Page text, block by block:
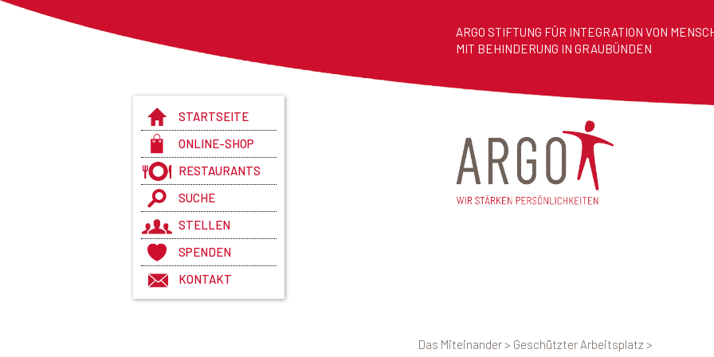
ARGO STIFTUNG FÜR INTEGRATION VON
MIT BEHINDERUNG IN GRAUBÜNDEN
STARTSEITE
ONLINE-SHOP
RESTAURANTS
SUCHE
STELLEN
SPENDEN
KONTAKT
Das Miteinander> Geschützter Arbeitsplatz >